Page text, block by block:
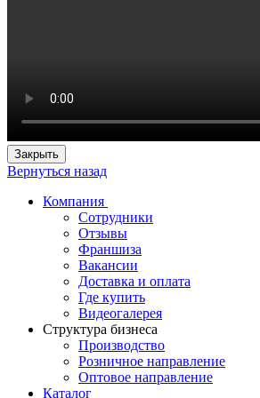
Закрыть
Вернуться назад
Компания
Сотрудники
Отзывы
Франшиза
Вакансии
Доставка и оплата
Где купить
Видеогалерея
Структура бизнеса
Производство
Розничное направление
Оптовое направление
Каталог